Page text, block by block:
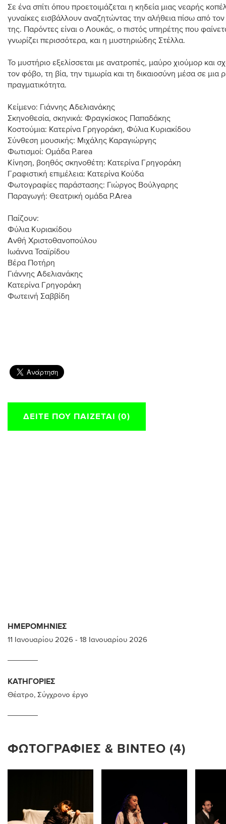
ΗΜΕΡΟΜΗΝΊΕΣ
11 Ιανουαρίου 2026 - 18 Ιανουαρίου 2026
ΚΑΤΗΓΟΡΊΕΣ
Θέατρο, Σύγχρονο έργο
Σε ένα σπίτι όπου προετοιμάζεται η κηδεία μιας νεαρής
γυναίκες εισβάλλουν αναζητώντας την αλήθεια πίσω από
της. Παρόντες είναι ο Λουκάς, ο πιστός υπηρέτης που
γνωρίζει περισσότερα, και η μυστηριώδης Στέλλα.
Το μυστήριο εξελίσσεται με ανατροπές, μαύρο χιούμορ και
τον φόβο, τη βία, την τιμωρία και τη δικαιοσύνη μέσα σε μια
πραγματικότητα.
Κείμενο: Γιάννης Αδελιανάκης
Σκηνοθεσία, σκηνικά: Φραγκίσκος Παπαδάκης
Κοστούμια: Κατερίνα Γρηγοράκη, Φύλια Κυριακίδου
Σύνθεση μουσικής: Μιχάλης Καραγιώργης
Φωτισμοί: Ομάδα P.area
Κίνηση, βοηθός σκηνοθέτη: Κατερίνα Γρηγοράκη
Γραφιστική επιμέλεια: Κατερίνα Κούδα
Φωτογραφίες παράστασης: Γιώργος Βούλγαρης
Παραγωγή: Θεατρική ομάδα P.Area
Παίζουν:
Φύλια Κυριακίδου
Ανθή Χριστοθανοπούλου
Ιωάννα Τσαϊρίδου
Βέρα Ποτήρη
Γιάννης Αδελιανάκης
Κατερίνα Γρηγοράκη
Φωτεινή Σαββίδη
ΔΕΊΤΕ ΠΟΥ ΠΑΊΖΕΤΑΙ (0)
ΦΩΤΟΓΡΑΦΊΕΣ & ΒΊΝΤΕΟ (4)